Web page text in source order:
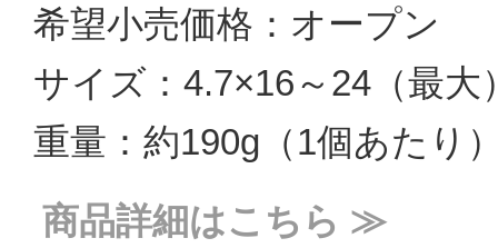
希望小売価格：オープン
サイズ：4.7×16～24（最大
重量：約190g（1個あたり
商品詳細はこちら ≫